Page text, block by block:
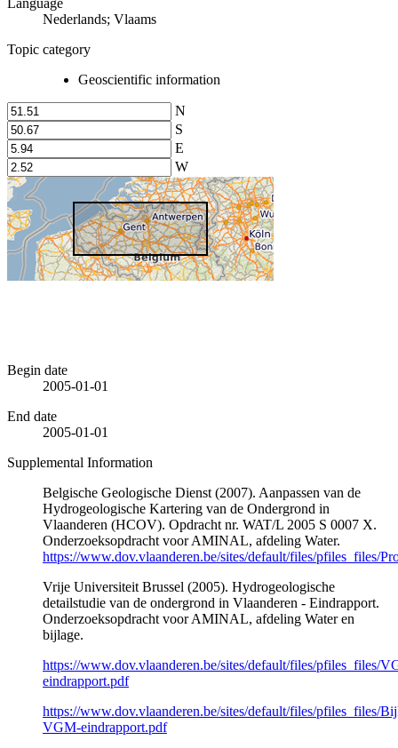
Nederlands; Vlaams
Topic category
Geoscientific information
N
S
E
W
Begin date
2005-01-01
End date
2005-01-01
Supplemental Information
Belgische Geologische Dienst (2007). Aanpassen van de
Hydrogeologische Kartering van de Ondergrond in
Vlaanderen (HCOV). Opdracht nr. WAT/L 2005 S 0007 X.
Onderzoeksopdracht voor AMINAL, afdeling Water.
https://www.dov.vlaanderen.be/sites/default/files/pfiles_files/
Vrije Universiteit Brussel (2005). Hydrogeologische
detailstudie van de ondergrond in Vlaanderen - Eindrapport.
Onderzoeksopdracht voor AMINAL, afdeling Water en
bijlage.
https://www.dov.vlaanderen.be/sites/default/files/pfiles_files/
eindrapport.pdf
https://www.dov.vlaanderen.be/sites/default/files/pfiles_files/
VGM-eindrapport.pdf